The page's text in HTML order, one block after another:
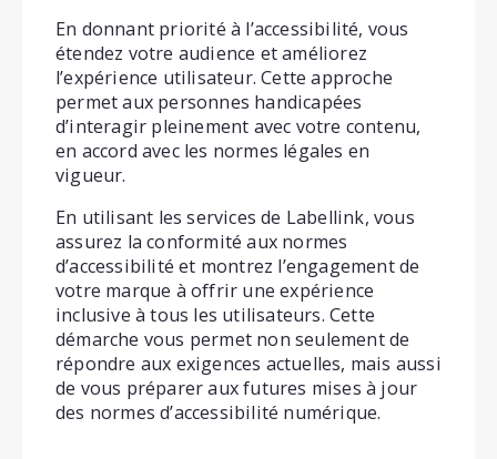
En donnant priorité à l’accessibilité, vous
étendez votre audience et améliorez
l’expérience utilisateur. Cette approche
permet aux personnes handicapées
d’interagir pleinement avec votre contenu,
en accord avec les normes légales en
vigueur.
En utilisant les services de Labellink, vous
assurez la conformité aux normes
d’accessibilité et montrez l’engagement de
votre marque à offrir une expérience
inclusive à tous les utilisateurs. Cette
démarche vous permet non seulement de
répondre aux exigences actuelles, mais aussi
de vous préparer aux futures mises à jour
des normes d’accessibilité numérique.